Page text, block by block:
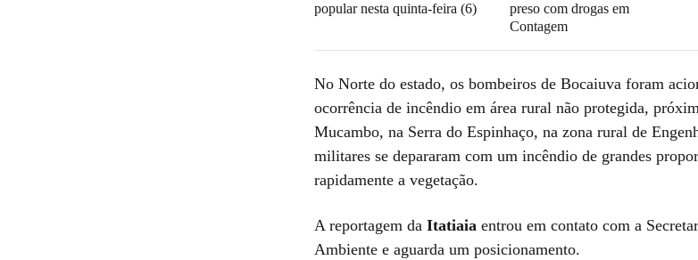
popular nesta quinta-feira (6)
preso com drogas em
Contagem
No Norte do estado, os bombeiros de Bocaiuva foram
ocorrência de incêndio em área rural não protegida,
Mucambo, na Serra do Espinhaço, na zona rural de
militares se depararam com um incêndio de grandes
rapidamente a vegetação.
A reportagem da Itatiaia entrou em contato com a
Ambiente e aguarda um posicionamento.